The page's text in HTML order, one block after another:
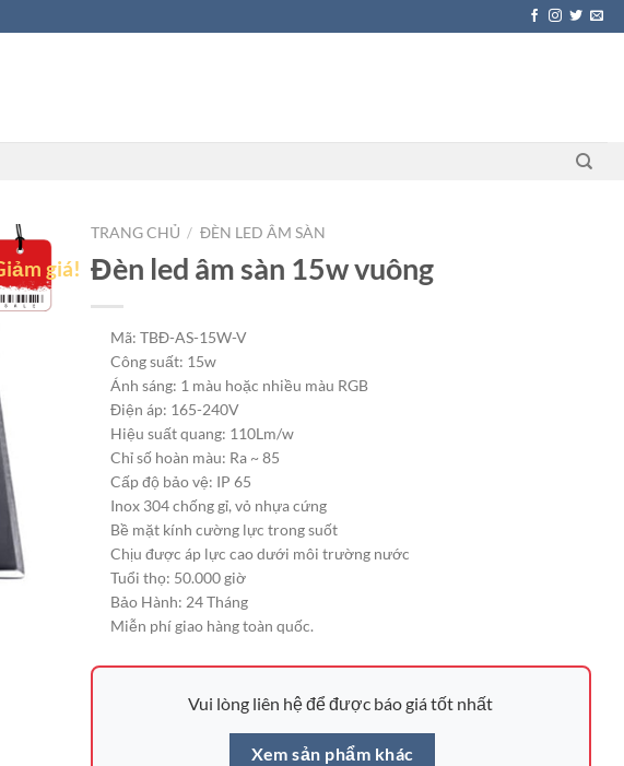
giá!
TRANG CHỦ / ĐÈN LED ÂM SÀN
Đèn led âm sàn 15w vuông
Mã: TBĐ-AS-15W-V
Công suất: 15w
Ánh sáng: 1 màu hoặc nhiều màu RGB
Điện áp: 165-240V
Hiệu suất quang: 110Lm/w
Chỉ số hoàn màu: Ra ~ 85
Cấp độ bảo vệ: IP 65
Inox 304 chống gỉ, vỏ nhựa cứng
Bề mặt kính cường lực trong suốt
Chịu được áp lực cao dưới môi trường nước
Tuổi thọ: 50.000 giờ
Bảo Hành: 24 Tháng
Miễn phí giao hàng toàn quốc.
Vui lòng liên hệ để được báo giá tốt nhất
Xem sản phẩm khác